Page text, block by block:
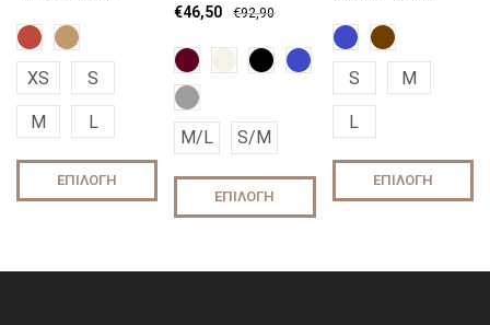
XS S
M L
ΕΠΙΛΟΓΉ
€92,90
€46,50
M/L S/M
ΕΠΙΛΟΓΉ
S M
L
ΕΠΙΛΟΓΉ